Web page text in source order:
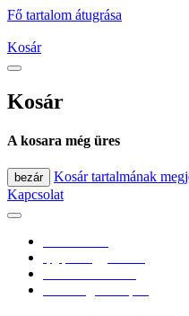
Fő tartalom átugrása
Kosár
Kosár
A kosara még üres
bezár
Kosár tartalmának
Kapcsolat